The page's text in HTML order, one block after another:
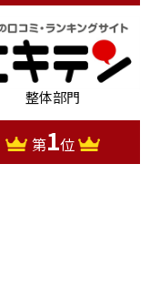
整体部門
第1位